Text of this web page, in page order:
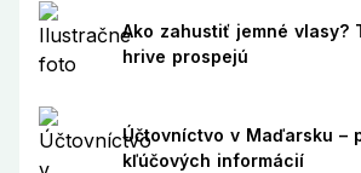
Ako zahustiť jemné vlasy?
hrive prospejú
Účtovníctvo v Maďarsku –
kľúčových informácií